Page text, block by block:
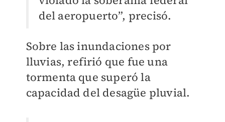
del aeropuerto”, precisó.
Sobre las inundaciones por
lluvias, refirió que fue una
tormenta que superó la
capacidad del desagüe pluvial.